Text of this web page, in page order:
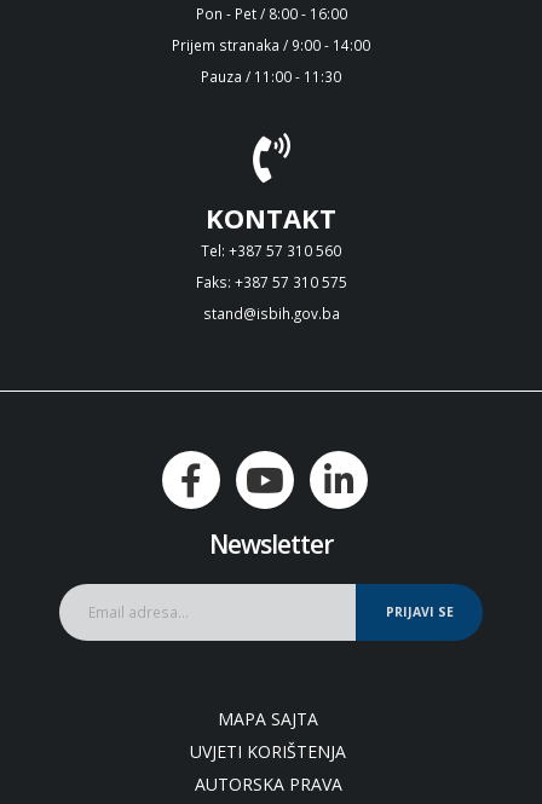
Pon - Pet / 8:00 - 16:00
Prijem stranaka / 9:00 - 14:00
Pauza / 11:00 - 11:30
KONTAKT
Tel: +387 57 310 560
Faks: +387 57 310 575
stand@isbih.gov.ba
Newsletter
PRIJAVI SE
MAPA SAJTA
UVJETI KORIŠTENJA
AUTORSKA PRAVA